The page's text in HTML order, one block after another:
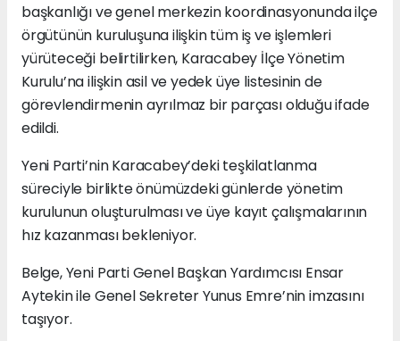
başkanlığı ve genel merkezin koordinasyonunda ilçe
örgütünün kuruluşuna ilişkin tüm iş ve işlemleri
yürüteceği belirtilirken, Karacabey İlçe Yönetim
Kurulu’na ilişkin asil ve yedek üye listesinin de
görevlendirmenin ayrılmaz bir parçası olduğu ifade
edildi.
Yeni Parti’nin Karacabey’deki teşkilatlanma
süreciyle birlikte önümüzdeki günlerde yönetim
kurulunun oluşturulması ve üye kayıt çalışmalarının
hız kazanması bekleniyor.
Belge, Yeni Parti Genel Başkan Yardımcısı Ensar
Aytekin ile Genel Sekreter Yunus Emre’nin imzasını
taşıyor.